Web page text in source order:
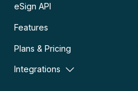
eSign API
Features
Plans & Pricing
Integrations